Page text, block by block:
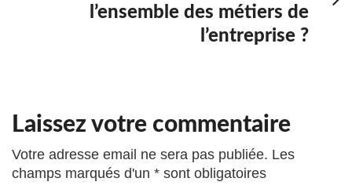
l’ensemble des métiers de
l’entreprise ?
Laissez votre commentaire
Votre adresse email ne sera pas publiée. Les
champs marqués d'un * sont obligatoires